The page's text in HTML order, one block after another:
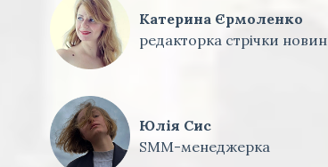
Катерина Єрмоленко
редакторка стрічки новин
Юлія Сис
SMM-менеджерка